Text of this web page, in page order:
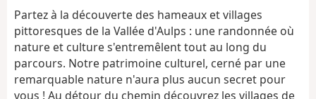
g
Partez à la découverte des hameaux et villages
pittoresques de la Vallée d'Aulps : une randonnée où
nature et culture s'entremêlent tout au long du
parcours. Notre patrimoine culturel, cerné par une
remarquable nature n'aura plus aucun secret pour
vous ! Au détour du chemin découvrez les villages de